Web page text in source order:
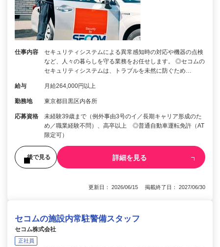
仕事内容
セキュリティシステムによる異常感知時の対応や機器の点検
など、人々の暮らしを守る業務をお任せします。 ◎セコムの
セキュリティシステムは、トラブルを未然に防ぐため…
給与 月給264,000円以上
勤務地 東京都目黒区内各所
応募資格
未経験39歳まで（例外事由3号のイ／長期キャリア形成のた
め／職業経験不問）、高卒以上 ◎普通自動車運転免許（AT
限定可）
後で見る 詳細を見る
更新日： 2026/06/15 掲載終了日： 2027/06/30
セコムの施設内常駐警備スタッフ
セコム株式会社
正社員